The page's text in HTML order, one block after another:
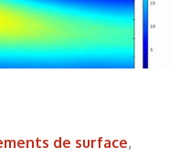
de surface,